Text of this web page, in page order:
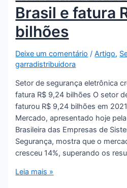
Brasil e fatura
bilhões
Deixe um comentário /Artigo,
garradistribuidora
Setor de segurança eletrônica
fatura R$ 9,24 bilhões O setor
faturou R$ 9,24 bilhões em
Mercado, apresentado hoje
Brasileira das Empresas de
Segurança, mostra que o
cresceu 14%, superando os
Setor
Leia mais »